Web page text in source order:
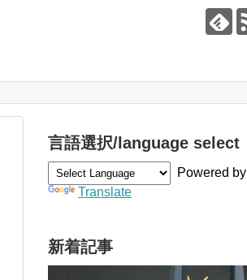
言語選択/language select
Powered by
Translate
新着記事